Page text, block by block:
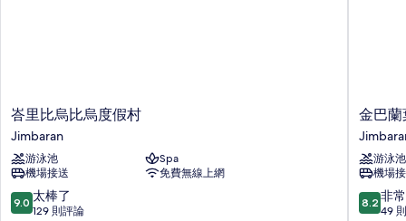
峇
里
比
烏
比
烏
度
峇里比烏比烏度假村
Jimbaran
游泳池
Spa
機場接送
免費無線上網
9.0
分，
9.0 太棒了
129 則評論
金
巴
蘭
葉
子
飯
店
金巴蘭
游泳池
機場
8.2
分，
8.2 非
49